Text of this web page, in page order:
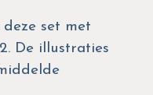
set met
De illustraties